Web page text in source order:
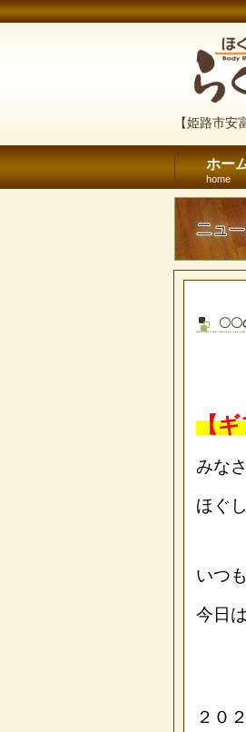
【姫路市
ホー
home
〇〇
【ギ
みな
ほぐ
いつ
今日
２０